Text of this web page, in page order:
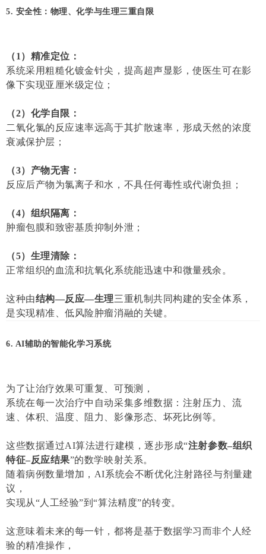
5. 安全性：物理、化学与生理三重自限
（1）精准定位：
系统采用粗糙化镀金针尖，提高超声显影，使医生可在影
像下实现亚厘米级定位；
（2）化学自限：
二氧化氯的反应速率远高于其扩散速率，形成天然的浓度
衰减保护层；
（3）产物无害：
反应后产物为氯离子和水，不具任何毒性或代谢负担；
（4）组织隔离：
肿瘤包膜和致密基质抑制外泄；
（5）生理清除：
正常组织的血流和抗氧化系统能迅速中和微量残余。
这种由结构—反应—生理三重机制共同构建的安全体系，
是实现精准、低风险肿瘤消融的关键。
6. AI辅助的智能化学习系统
为了让治疗效果可重复、可预测，
系统在每一次治疗中自动采集多维数据：注射压力、流
速、体积、温度、阻力、影像形态、坏死比例等。
这些数据通过AI算法进行建模，逐步形成“注射参数–组织
特征–反应结果”的数学映射关系。
随着病例数量增加，AI系统会不断优化注射路径与剂量建
议，
实现从“人工经验”到“算法精度”的转变。
这意味着未来的每一针，都将是基于数据学习而非个人经
验的精准操作，